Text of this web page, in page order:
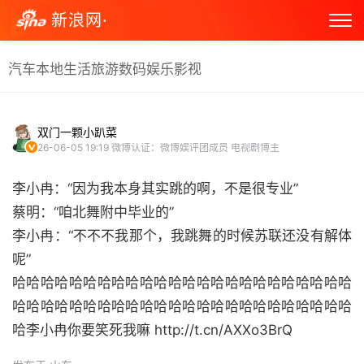
新浪网·
汽车本地生活旅游数码娱乐影视
双门一颗小趴菜
26-06-05 19:19 微博认证：微博娱评团成员 电视剧博主
李小冉：“因为我本身其实跳的啊，不是很专业”
蔡明：“咱北舞附中毕业的”
李小冉：“不不不我那个，我跳舞的时候苏联还没有解体
呢”
哈哈哈哈哈哈哈哈哈哈哈哈哈哈哈哈哈哈哈哈哈哈哈哈
哈哈哈哈哈哈哈哈哈哈哈哈哈哈哈哈哈哈哈哈哈哈哈哈
哈李小冉你要笑死我嘛 http://t.cn/AXXo3BrQ ​